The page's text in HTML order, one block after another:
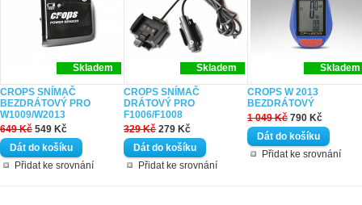
Skladem
CROPS SNÍMAČ
BEZDRÁTOVÝ PRO
W1009/W2013
649 Kč 549 Kč
Přidat ke srovnání
Skladem
CROPS SNÍMAČ
DRÁTOVÝ PRO
F1006/F1008
329 Kč 279 Kč
Přidat ke srovnání
Skladem
CROPS W 2013
BEZDRÁTOVÝ
1 049 Kč 790 Kč
Přidat ke srovnání